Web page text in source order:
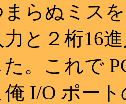
まらぬミス
と２桁16
。これで
I/O ポー